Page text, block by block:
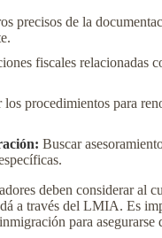
precisos de la
fiscales relacionadas
procedimientos para
Buscar
deben considerar al
a través del LMIA. Es
para